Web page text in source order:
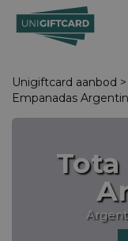
Unigiftcard aanbod >
Empanadas
Tota